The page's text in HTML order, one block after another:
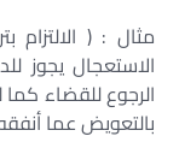
مثال : ( الالتزام
الاستعجال يجوز
الرجوع للقضاء
بالتعويض عما